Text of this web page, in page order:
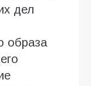
дел
образа